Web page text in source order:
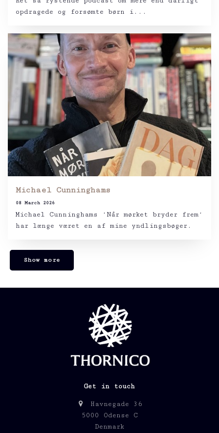
opdragede og forsømte børn i...
Michael Cunninghams
08 March 2026
Michael Cunninghams ‘Når mørket bryder frem‘
har længe været en af mine yndlingsbøger.
Show more
Get in touch
Havnegade 36
5000 Odense C
Denmark